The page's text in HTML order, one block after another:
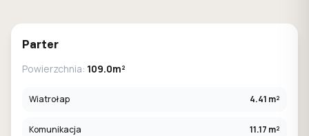
Parter
Powierzchnia: 109.0m²
Wiatrołap 4.41 m²
Komunikacja 11.17 m²